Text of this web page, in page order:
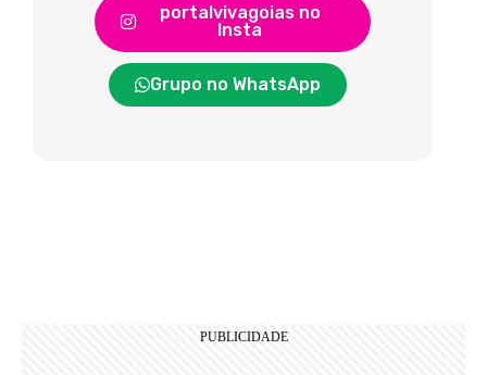
portalvivagoias no
Insta
Grupo no WhatsApp